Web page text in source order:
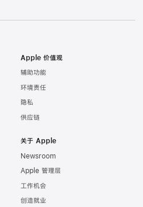
Apple 价值观
辅助功能
环境责任
隐私
供应链
关于 Apple
Newsroom
Apple 管理层
工作机会
创造就业